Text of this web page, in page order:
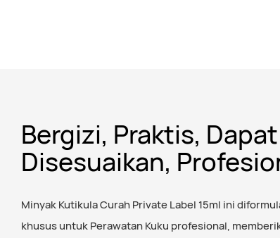
Bergizi, Praktis, Dapat
Disesuaikan,
Minyak Kutikula Curah Private Label 15ml ini
khusus untuk Perawatan Kuku profesional,